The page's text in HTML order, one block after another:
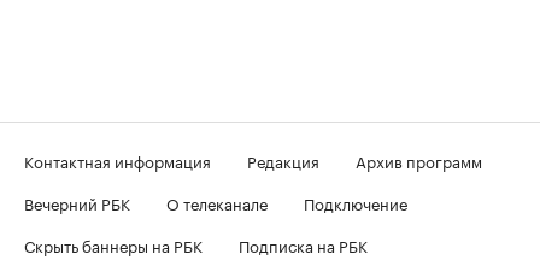
Контактная информация Редакция
Архив программ
Вечерний РБК
О телеканале
Подключение
Скрыть баннеры на РБК
Подписка на РБК